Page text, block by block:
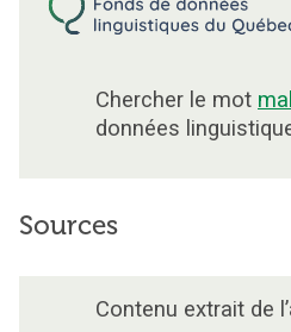
Chercher le mot
données
Sources
Contenu extrait de